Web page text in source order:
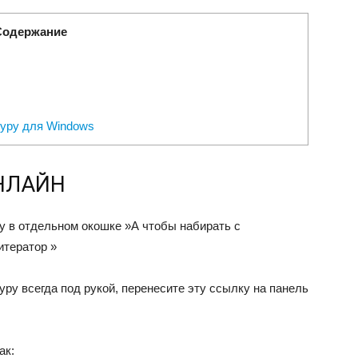
для Windows
в отдельном окошке »А чтобы набирать с
»
всегда под рукой, перенесите эту ссылку на панель